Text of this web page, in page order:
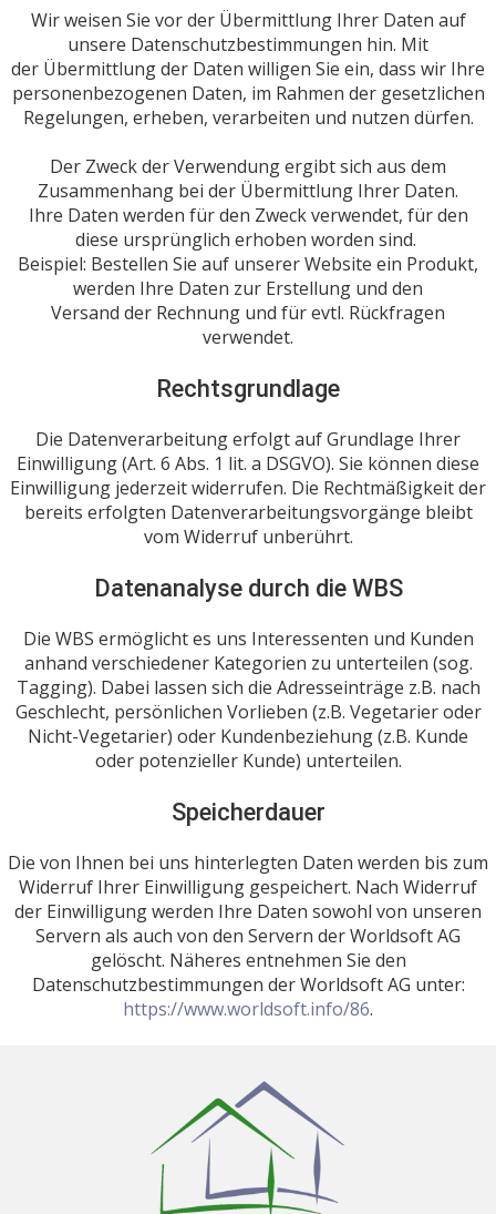
Wir weisen Sie vor der Übermittlung Ihrer Daten auf
unsere Datenschutzbestimmungen hin. Mit
der Übermittlung der Daten willigen Sie ein, dass wir Ihre
personenbezogenen Daten, im Rahmen der gesetzlichen
Regelungen, erheben, verarbeiten und nutzen dürfen.
Der Zweck der Verwendung ergibt sich aus dem
Zusammenhang bei der Übermittlung Ihrer Daten.
Ihre Daten werden für den Zweck verwendet, für den
diese ursprünglich erhoben worden sind.
Beispiel: Bestellen Sie auf unserer Website ein Produkt,
werden Ihre Daten zur Erstellung und den
Versand der Rechnung und für evtl. Rückfragen
verwendet.
Rechtsgrundlage
Die Datenverarbeitung erfolgt auf Grundlage Ihrer
Einwilligung (Art. 6 Abs. 1 lit. a DSGVO). Sie können diese
Einwilligung jederzeit widerrufen. Die Rechtmäßigkeit der
bereits erfolgten Datenverarbeitungsvorgänge bleibt
vom Widerruf unberührt.
Datenanalyse durch die WBS
Die WBS ermöglicht es uns Interessenten und Kunden
anhand verschiedener Kategorien zu unterteilen (sog.
Tagging). Dabei lassen sich die Adresseinträge z.B. nach
Geschlecht, persönlichen Vorlieben (z.B. Vegetarier oder
Nicht-Vegetarier) oder Kundenbeziehung (z.B. Kunde
oder potenzieller Kunde) unterteilen.
Speicherdauer
Die von Ihnen bei uns hinterlegten Daten werden bis zum
Widerruf Ihrer Einwilligung gespeichert. Nach Widerruf
der Einwilligung werden Ihre Daten sowohl von unseren
Servern als auch von den Servern der Worldsoft AG
gelöscht. Näheres entnehmen Sie den
Datenschutzbestimmungen der Worldsoft AG unter:
https://www.worldsoft.info/86.